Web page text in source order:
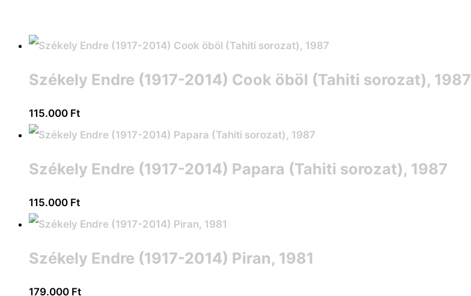
Székely Endre (1917-2014) Cook öböl (Tahiti sorozat), 1987
115.000 Ft
Székely Endre (1917-2014) Papara (Tahiti sorozat), 1987
115.000 Ft
Székely Endre (1917-2014) Piran, 1981
179.000 Ft